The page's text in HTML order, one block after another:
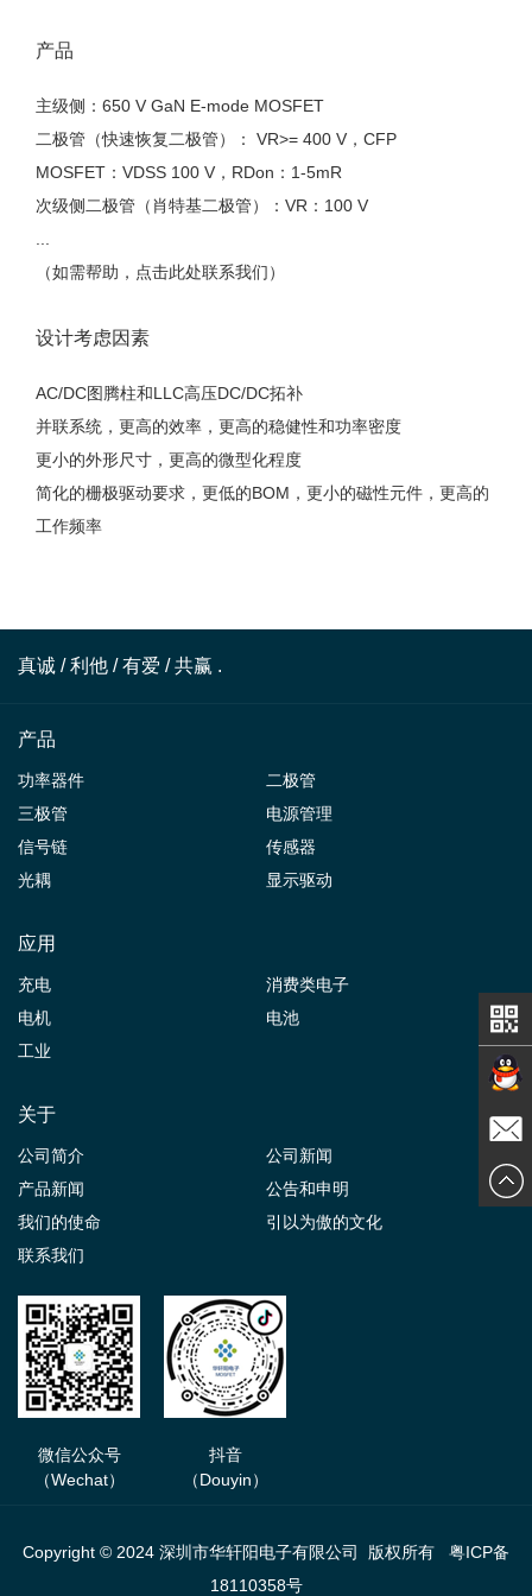
产品
主级侧：650 V GaN E-mode MOSFET
二极管（快速恢复二极管）： VR>= 400 V，CFP
MOSFET：VDSS 100 V，RDon：1-5mR
次级侧二极管（肖特基二极管）：VR：100 V
...
（如需帮助，点击此处联系我们）
设计考虑因素
AC/DC图腾柱和LLC高压DC/DC拓补
并联系统，更高的效率，更高的稳健性和功率密度
更小的外形尺寸，更高的微型化程度
简化的栅极驱动要求，更低的BOM，更小的磁性元件，更高的
工作频率
真诚 / 利他 / 有爱 / 共赢 .
产品
功率器件
二极管
三极管
电源管理
信号链
传感器
光耦
显示驱动
应用
充电
消费类电子
电机
电池
工业
关于
公司简介
公司新闻
产品新闻
公告和申明
我们的使命
引以为傲的文化
联系我们
微信公众号
（Wechat）
抖音
（Douyin）
Copyright © 2024 深圳市华轩阳电子有限公司 版权所有 粤ICP备
18110358号
在线交
谈
发送邮